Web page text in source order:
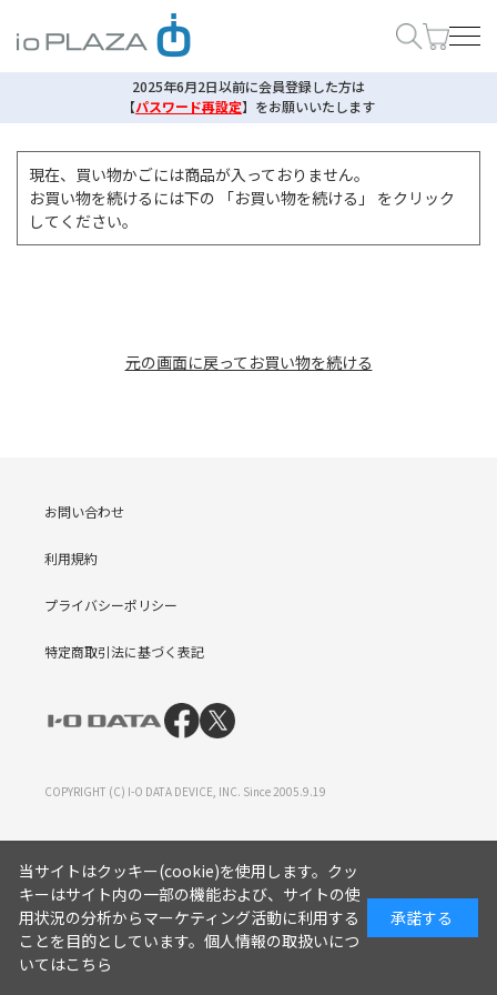
2025年6月2日以前に会員登録した方は
【パスワード再設定】 をお願いいたします
現在、買い物かごには商品が入っておりません。
お買い物を続けるには下の 「お買い物を続ける」 をクリック
してください。
元の画面に戻ってお買い物を続ける
お問い合わせ
利用規約
プライバシーポリシー
特定商取引法に基づく表記
COPYRIGHT (C) I-O DATA DEVICE, INC. Since 2005.9.19
当サイトはクッキー(cookie)を使用します。クッ
キーはサイト内の一部の機能および、サイトの使
用状況の分析からマーケティング活動に利用する
ことを目的としています。 個人情報の取扱いにつ
いてはこちら
承諾する